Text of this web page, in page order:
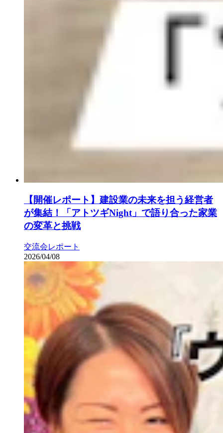
【開催レポート】建設業の未来を担う経営者
が集結！「アトツギNight」で語り合った家業
の変革と挑戦
交流会レポート
2026/04/08